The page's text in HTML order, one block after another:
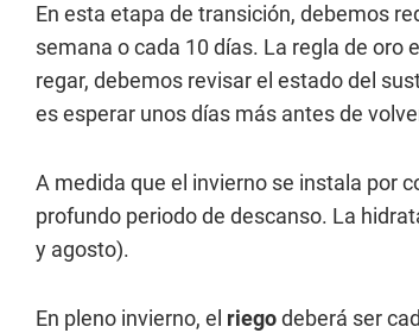
En esta etapa de transición, debemos
semana o cada 10 días. La regla de oro
regar, debemos revisar el estado del
es esperar unos días más antes de
A medida que el invierno se instala por
profundo periodo de descanso. La
y agosto).
En pleno invierno, el riegodeberá ser